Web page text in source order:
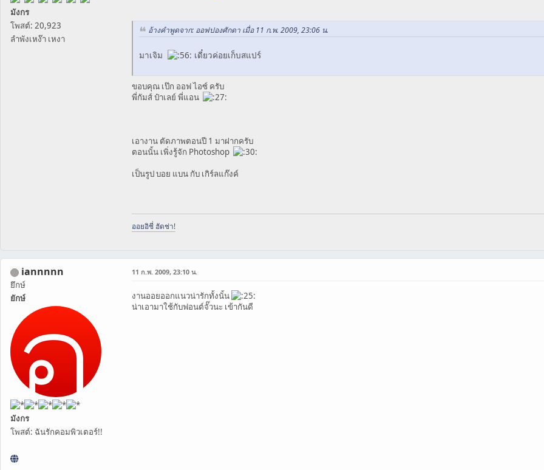
มังกร
โพสต์: 20,923
ลำพังเหง๊า เหงา
อ้างคำพูดจาก: ออฟปองศักดา เมื่อ 11 ก.พ. 2009, 23:06 น.
มาเจิม เดี๋ยวค่อยเก็บสแปร์
ขอบคุณ เป๊ก ออฟ ไอซ์ ครับ
พี่กัมส์ ป๋าเลย์ พี่แอน
เอางาน ตัดภาพตอนปี 1 มาฝากครับ
ตอนนั้น เพิ่งรู้จัก Photoshop
เป็นรูป บอย แบน กับ เกิร์ลแก๊งค์
ออยอิชี่ ฮัดช่า!
iannnnn
ยึกษ์
ยักษ์
มังกร
โพสต์: ฉันรักคอมพิวเตอร์!!
11 ก.พ. 2009, 23:10 น.
งานออยออกแนวน่ารักทั้งนั้น
น่าเอามาใช้กับฟอนต์จั๊วนะ เข้ากันดี